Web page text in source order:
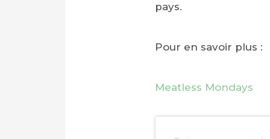
pays.
Pour en savoir plus :
Meatless Mondays